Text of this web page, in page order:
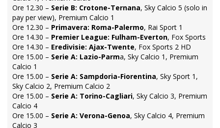
Ore 12.30 – Serie B: Crotone-Ternana, Sky Calcio 5 (solo in
pay per view), Premium Calcio 1
Ore 12.30 – Primavera: Roma-Palermo, Rai Sport 1
Ore 14.30 – Premier League: Fulham-Everton, Fox Sports
Ore 14.30 – Eredivisie: Ajax-Twente, Fox Sports 2 HD
Ore 15.00 – Serie A: Lazio-Parma, Sky Calcio 1, Premium
Calcio 1
Ore 15.00 – Serie A: Sampdoria-Fiorentina, Sky Sport 1,
Sky Calcio 2, Premium Calcio 2
Ore 15.00 – Serie A: Torino-Cagliari, Sky Calcio 3, Premium
Calcio 4
Ore 15.00 – Serie A: Verona-Genoa, Sky Calcio 4, Premium
Calcio 3